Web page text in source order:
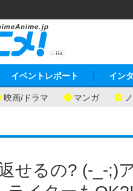
映画/ドラマ マンガ
イベントレポート イン
せるの? (-_-;)